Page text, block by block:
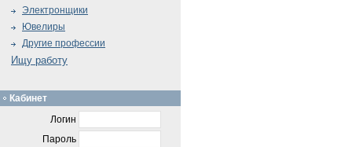
Электронщики
Ювелиры
Другие профессии
Ищу работу
Кабинет
Логин
Пароль